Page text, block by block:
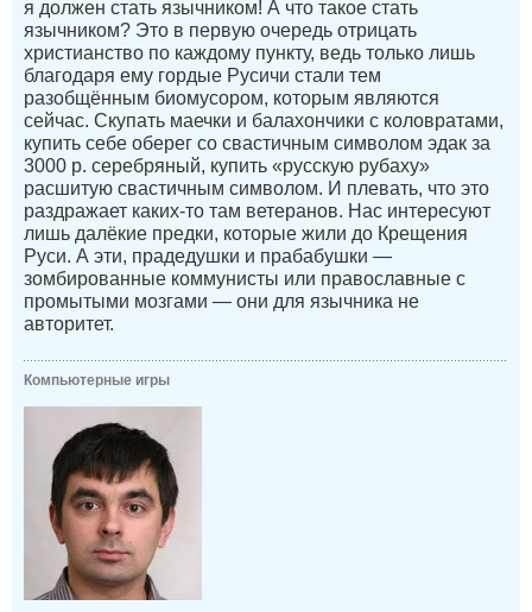
я должен стать язычником! А что такое стать
язычником? Это в первую очередь отрицать
христианство по каждому пункту, ведь только лишь
благодаря ему гордые Русичи стали тем
разобщённым биомусором, которым являются
сейчас. Скупать маечки и балахончики с коловратами,
купить себе оберег со свастичным символом эдак за
3000 р. серебряный, купить «русскую рубаху»
расшитую свастичным символом. И плевать, что это
раздражает каких-то там ветеранов. Нас интересуют
лишь далёкие предки, которые жили до Крещения
Руси. А эти, прадедушки и прабабушки —
зомбированные коммунисты или православные с
промытыми мозгами — они для язычника не
авторитет.
Компьютерные игры